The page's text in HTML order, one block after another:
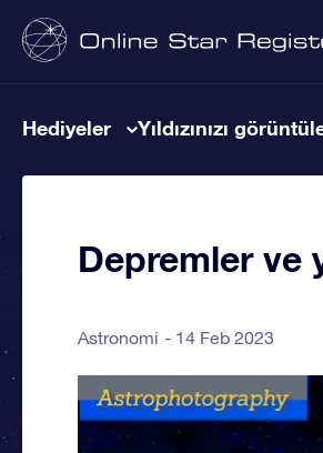
Hediyeler Yıldızınızı
Depremler ve
Astronomi 14 Feb 2023